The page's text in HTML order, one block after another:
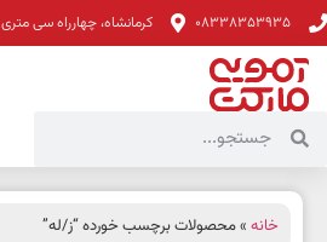
08338353935 کرمانشاه، چهارراه سی متری
خانه » محصولات برچسب خورده “ز/له”